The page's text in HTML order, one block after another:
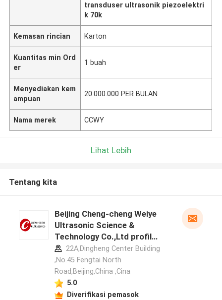
transduser ultrasonik piezoelektri
k 70k
Kemasan rincian Karton
Kuantitas min Ord
er
1 buah
Menyediakan kem
ampuan
20.000.000 PER BULAN
Nama merek CCWY
Lihat Lebih
Tentang kita
Beijing Cheng-cheng Weiye
Ultrasonic Science &
Technology Co.,Ltd profil
pabrikan
22A,Dingheng Center Building
,No.45 Fengtai North
Road,Beijing,China ,Cina
5.0
Diverifikasi pemasok